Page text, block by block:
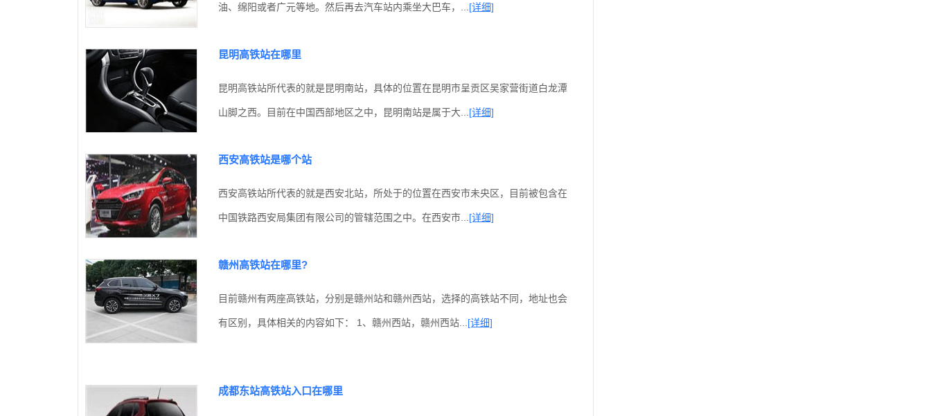
油、绵阳或者广元等地。然后再去汽车站内乘坐大巴车，... [详细]
昆明高铁站在哪里
昆明高铁站所代表的就是昆明南站，具体的位置在昆明市呈贡区吴家营街道白龙潭
山脚之西。目前在中国西部地区之中，昆明南站是属于大... [详细]
西安高铁站是哪个站
西安高铁站所代表的就是西安北站，所处于的位置在西安市未央区，目前被包含在
中国铁路西安局集团有限公司的管辖范围之中。在西安市... [详细]
赣州高铁站在哪里?
目前赣州有两座高铁站，分别是赣州站和赣州西站，选择的高铁站不同，地址也会
有区别，具体相关的内容如下： 1、赣州西站，赣州西站... [详细]
成都东站高铁站入口在哪里